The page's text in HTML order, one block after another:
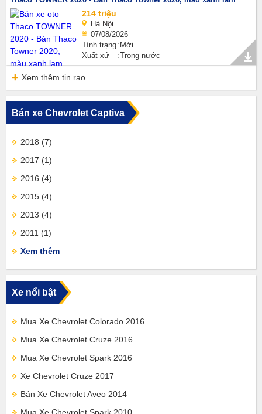
214 triệu
Hà Nội
07/08/2026
Tình trạng Mới
Xuất xứ
Trong nước
Xem thêm tin rao
Bán xe Chevrolet Captiva
2018 (7)
2017 (1)
2016 (4)
2015 (4)
2013 (4)
2011 (1)
Xem thêm
Xe nổi bật
Mua Xe Chevrolet Colorado 2016
Mua Xe Chevrolet Cruze 2016
Mua Xe Chevrolet Spark 2016
Xe Chevrolet Cruze 2017
Bán Xe Chevrolet Aveo 2014